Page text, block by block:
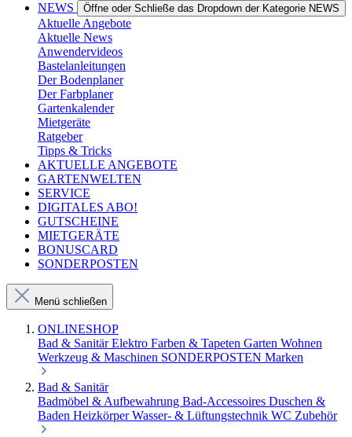
NEWS
Öffne oder Schließe das Dropdown der Kategorie NEWS
Aktuelle Angebote
Aktuelle News
Anwendervideos
Bastelanleitungen
Der Bodenplaner
Der Farbplaner
Gartenkalender
Mietgeräte
Ratgeber
Tipps & Tricks
AKTUELLE ANGEBOTE
GARTENWELTEN
SERVICE
DIGITALES ABO!
GUTSCHEINE
MIETGERÄTE
BONUSCARD
SONDERPOSTEN
Menü schließen
ONLINESHOP
Bad & SanitärElektro Farben & Tapeten Garten Wohnen
Werkzeug & Maschinen SONDERPOSTEN Marken
Bad & Sanitär
Badmöbel & Aufbewahrung Bad-Accessoires Duschen &
Baden HeizkörperWasser- & Lüftungstechnik WC Zubehör